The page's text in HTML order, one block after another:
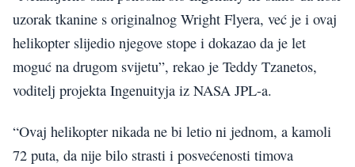
uzorak tkanine s originalnog Wright Flyera, već je i ovaj
helikopter slijedio njegove stope i dokazao da je let
moguć na drugom svijetu”, rekao je Teddy Tzanetos,
voditelj projekta Ingenuityja iz NASA JPL-a.
“Ovaj helikopter nikada ne bi letio ni jednom, a kamoli
72 puta, da nije bilo strasti i posvećenosti timova